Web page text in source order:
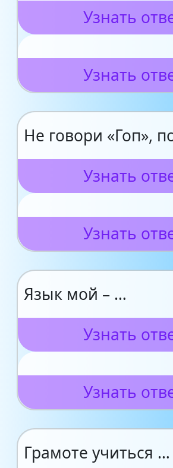
Узнать
Узнать
Не говори «Гоп»,
Узнать
Узнать
Язык мой – …
Узнать
Узнать
Грамоте учиться …